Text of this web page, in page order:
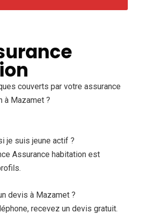
couverts par votre assurance
à Mazamet ?
je suis jeune actif ?
Assurance habitation est
devis à Mazamet ?
recevez un devis gratuit.